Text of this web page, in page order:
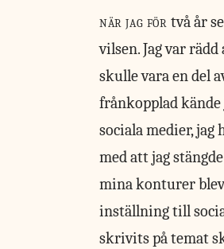
när jag för två år
vilsen. Jag var
skulle vara en del
frånkopplad
sociala medier,
med att jag
mina konturer
inställning till
skrivits på temat